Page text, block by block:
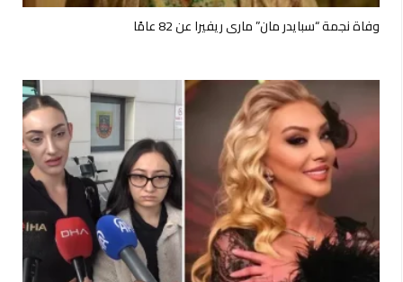
وفاة نجمة “سبايدر مان” ماري ريفيرا عن 82 عامًا